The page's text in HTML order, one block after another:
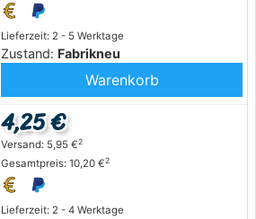
Lieferzeit: 2 - 5 Werktage
Zustand: Fabrikneu
Warenkorb
Lieferzeit: 2 - 4 Werktage
4,25 €
Versand: 5,95 €2
Gesamtpreis: 10,20 €2